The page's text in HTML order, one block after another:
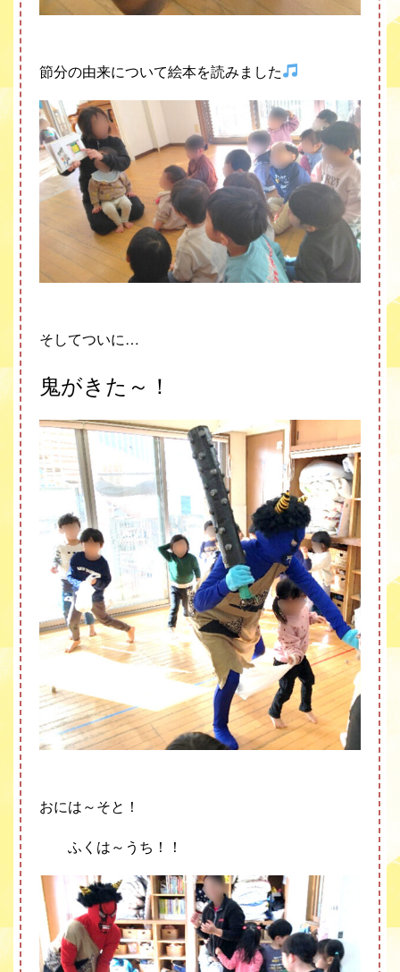
節分の由来について絵本を読みました
そしてついに…
鬼がきた～！
おには～そと！
ふくは～うち！！